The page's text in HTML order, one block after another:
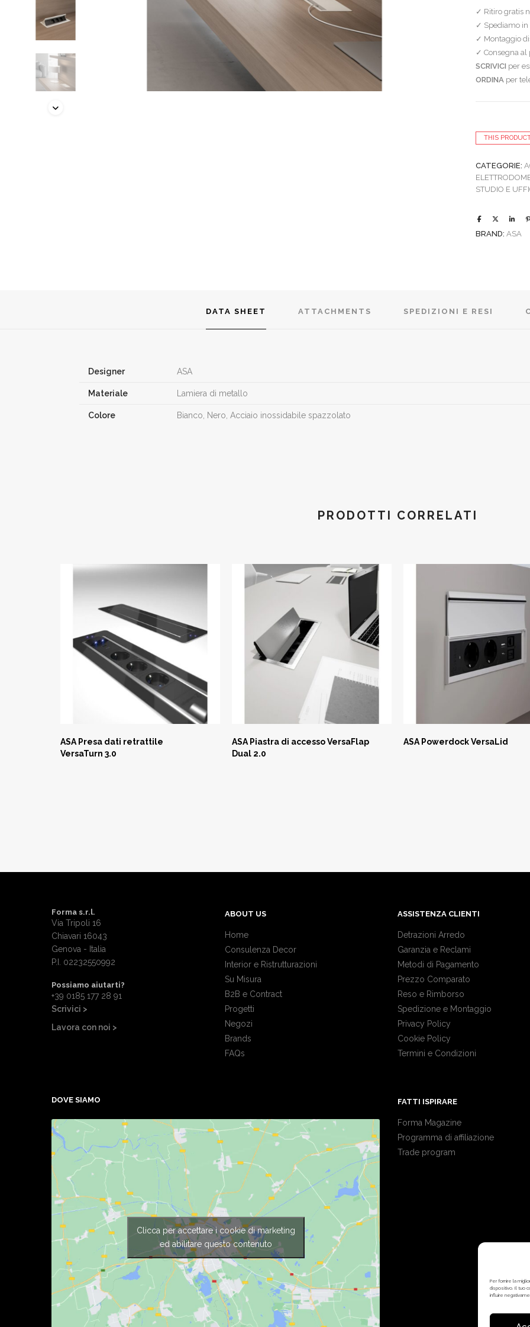
Per fornire la
dispositivo. Il tuo
influire
✓ Ritiro gratis
✓ Spediamo
✓ Montaggio
✓ Consegna al
SCRIVICI per
ORDINAper
THIS
CATEGORIE:
STUDIO E
BRAND: ASA
DATA SHEET ATTACHMENTS SPEDIZIONI E RESI
Designer ASA
Materiale Lamiera di metallo
Colore Bianco, Nero, Acciaio inossidabile spazzolato
PRODOTTI CORRELATI
ASA Presa dati retrattile
VersaTurn 3.0
ASA Piastra di accesso VersaFlap
Dual 2.0
ASA Powerdock VersaLid
LEGGI TUTTO
Forma s.r.l.
Via Tripoli 16
Chiavari 16043
Genova - Italia
P.I. 02232550992
Possiamo aiutarti?
+39 0185 177 28 91
Scrivici >
Lavora con noi >
ABOUT US
Home
Consulenza Decor
Interior e Ristrutturazioni
Su Misura
B2B e Contract
Progetti
Negozi
Brands
FAQs
ASSISTENZA CLIENTI
Detrazioni Arredo
Garanzia e Reclami
Metodi di Pagamento
Prezzo Comparato
Reso e Rimborso
Spedizione e Montaggio
Privacy Policy
Cookie Policy
Termini e Condizioni
DOVE SIAMO
Clicca per accettare i cookie di marketing
ed abilitare questo contenuto
FATTI ISPIRARE
Forma Magazine
Programma di affiliazione
Trade program